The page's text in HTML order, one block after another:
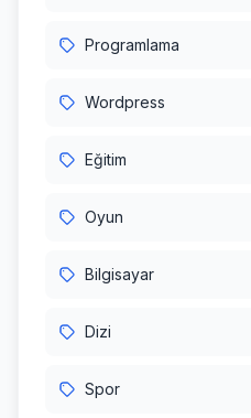
Programlama
Wordpress
Eğitim
Oyun
Bilgisayar
Dizi
Spor